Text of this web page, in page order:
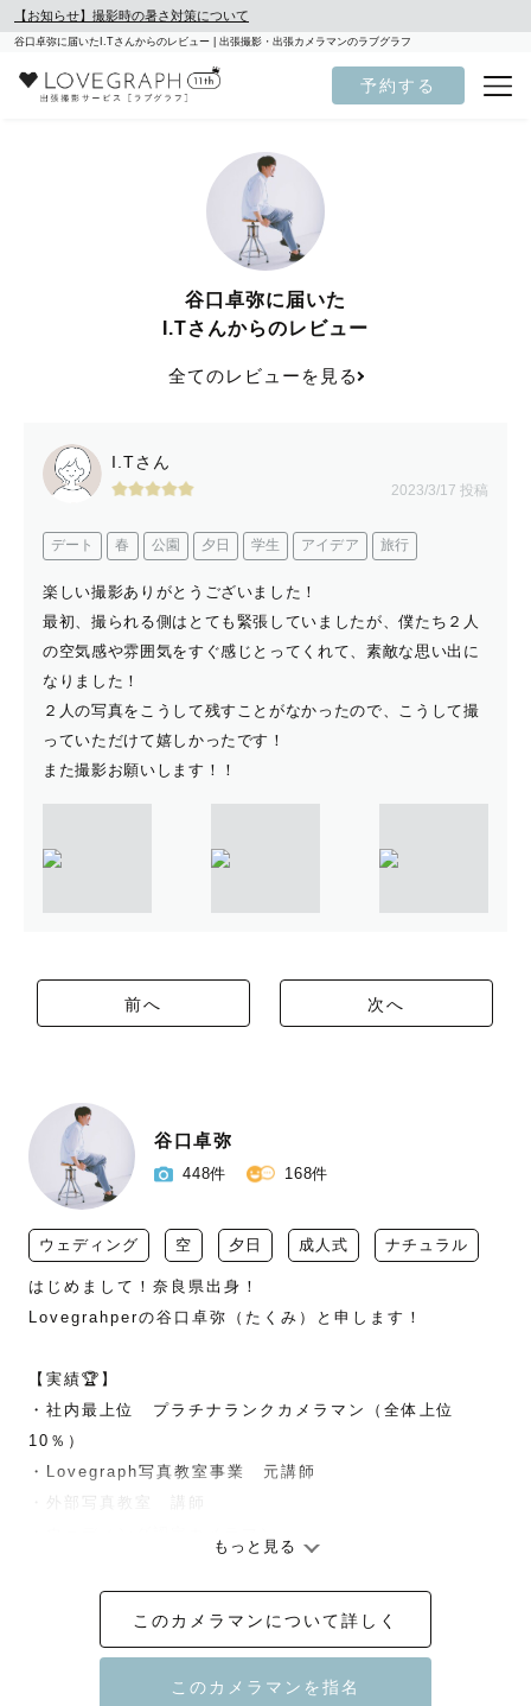
【お知らせ】撮影時の暑さ対策について
谷口卓弥に届いたI.Tさんからのレビュー | 出張撮影・出張カメラマンのラブグラフ
予約する
谷口卓弥に届いた
I.Tさんからのレビュー
全てのレビューを見る
I.Tさん
2023/3/17 投稿
デート 春 公園 夕日 学生 アイデア 旅行
楽しい撮影ありがとうございました！
最初、撮られる側はとても緊張していましたが、僕たち２人
の空気感や雰囲気をすぐ感じとってくれて、素敵な思い出に
なりました！
２人の写真をこうして残すことがなかったので、こうして撮
っていただけて嬉しかったです！
また撮影お願いします！！
前へ 次へ
谷口卓弥
448件 168件
ウェディング 空 夕日 成人式 ナチュラル
はじめまして！奈良県出身！
Lovegrahperの谷口卓弥（たくみ）と申します！
【実績🏆】
・社内最上位　プラチナランクカメラマン（全体上位
10％）
・Lovegraph写真教室事業　元講師
・外部写真教室　講師
奈良生まれ奈良在住を活かしたロケーションのご提案や情
報についてもご案内できます！
もっと見る
このカメラマンについて詳しく